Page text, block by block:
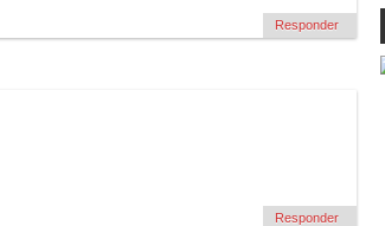
Responder
Responder